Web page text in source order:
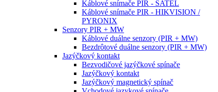
Káblové snímače PIR - SATEL
Káblové snímače PIR - HIKVISION /
PYRONIX
Senzory PIR + MW
Káblové duálne senzory (PIR + MW)
Bezdrôtové duálne senzory (PIR + MW)
Jazýčkový kontakt
Bezvodičové jazýčkové spínače
Jazýčkový kontakt
Jazýčkový magnetický spínač